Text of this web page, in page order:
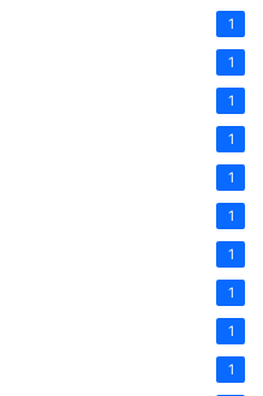
1
1
1
1
1
1
1
1
1
1